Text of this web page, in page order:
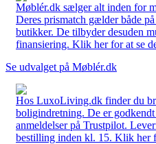
Møblér.dk sælger alt inden for
Deres prismatch gælder både
butikker. De tilbyder desuden
finansiering. Klik her for at se
Se udvalget på Møblér.dk
Hos LuxoLiving.dk finder du
boligindretning. De er
anmeldelser på Trustpilot.
bestilling inden kl. 15. Klik her